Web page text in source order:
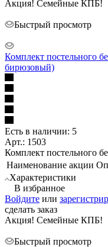
Акция! Семейные КПБ!
Быстрый просмотр
Комплект постельного
бирюзовый)
Есть в наличии: 5
Арт.: 1503
Комплект постельного
Наименование акции
Характеристики
В избранное
Войдите или
сделать заказ
Акция! Семейные КПБ!
Быстрый просмотр